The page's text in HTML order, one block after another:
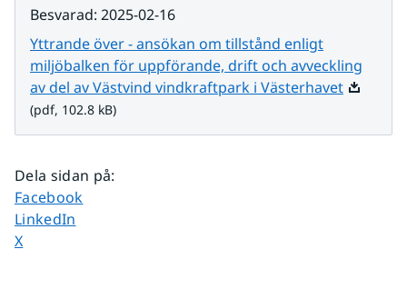
Besvarad: 2025-02-16
Yttrande över - ansökan om tillstånd enligt
miljöbalken för uppförande, drift och avveckling
av del av Västvind vindkraftpark i VästerhavetPdf,
(pdf, 102.8 kB)
Dela sidan på:
Dela sidan på
Facebook
Dela sidan på
LinkedIn
Dela sidan på
X